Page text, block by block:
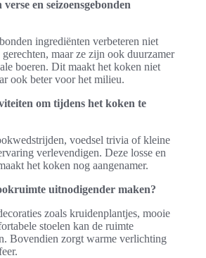
en seizoensgebonden
ingrediënten verbeteren niet
maar ze zijn ook duurzamer
boeren. Dit maakt het koken niet
ook beter voor het milieu.
om tijdens het koken te
voedsel trivia of kleine
verlevendigen. Deze losse en
het koken nog aangenamer.
uitnodigender maken?
zoals kruidenplantjes, mooie
stoelen kan de ruimte
Bovendien zorgt warme verlichting